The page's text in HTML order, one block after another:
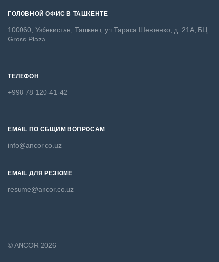
ГОЛОВНОЙ ОФИС В ТАШКЕНТЕ
100060, Узбекистан, Ташкент, ул.Тараса Шевченко, д. 21А, БЦ
Gross Plaza
ТЕЛЕФОН
+998 78 120-41-42
EMAIL ПО ОБЩИМ ВОПРОСАМ
info@ancor.co.uz
EMAIL ДЛЯ РЕЗЮМЕ
resume@ancor.co.uz
© ANCOR 2026